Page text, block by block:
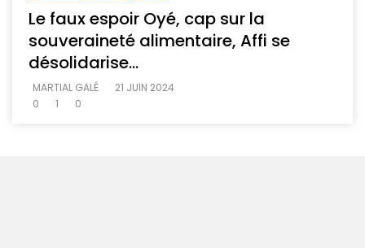
Le faux espoir Oyé, cap sur la
souveraineté alimentaire, Affi se
désolidarise…
MARTIAL GALÉ
21 JUIN 2024
0
1 0